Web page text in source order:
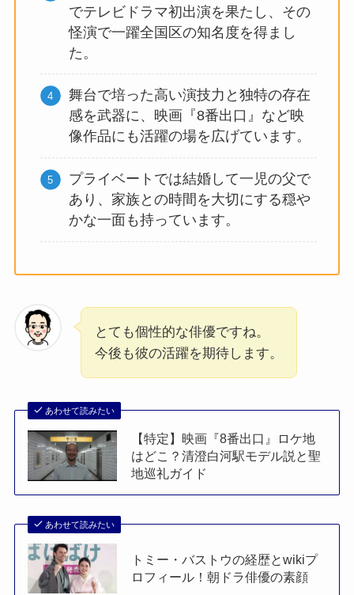
でテレビドラマ初出演を果たし、その
怪演で一躍全国区の知名度を得まし
た。
舞台で培った高い演技力と独特の存在
感を武器に、映画『8番出口』など映
像作品にも活躍の場を広げています。
プライベートでは結婚して一児の父で
あり、家族との時間を大切にする穏や
かな一面も持っています。
とても個性的な俳優ですね。
今後も彼の活躍を期待します。
あわせて読みたい
【特定】映画『8番出口』ロケ地
はどこ？清澄白河駅モデル説と聖
地巡礼ガイド
あわせて読みたい
トミー・バストウの経歴とwikiプ
ロフィール！朝ドラ俳優の素顔